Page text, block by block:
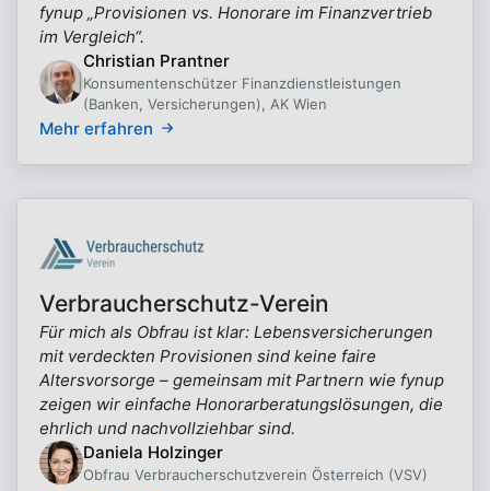
fynup „Provisionen vs. Honorare im Finanzvertrieb
im Vergleich“.
Christian Prantner
Konsumentenschützer Finanzdienstleistungen
(Banken, Versicherungen), AK Wien
Mehr erfahren
Verbraucherschutz-Verein
Für mich als Obfrau ist klar: Lebensversicherungen
mit verdeckten Provisionen sind keine faire
Altersvorsorge – gemeinsam mit Partnern wie fynup
zeigen wir einfache Honorarberatungslösungen, die
ehrlich und nachvollziehbar sind.
Daniela Holzinger
Obfrau Verbraucherschutzverein Österreich (VSV)